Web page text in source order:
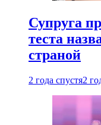
Супруга
теста
страной
2 года спустя2